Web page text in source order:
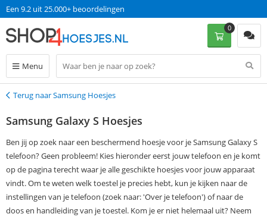
Op werkdagen voor 13:00 uur besteld, dinsdag in huis!
Menu
0
Terug
Terug naar Samsung Hoesjes
Samsung Galaxy S Hoesjes
Ben jij op zoek naar een beschermend hoesje voor je Samsung Galaxy S
telefoon? Geen probleem! Kies hieronder eerst jouw telefoon en je komt
op de pagina terecht waar je alle geschikte hoesjes voor jouw apparaat
vindt. Om te weten welk toestel je precies hebt, kun je kijken naar de
instellingen van je telefoon (zoek naar: 'Over je telefoon') of naar de
doos en handleiding van je toestel. Kom je er niet helemaal uit? Neem